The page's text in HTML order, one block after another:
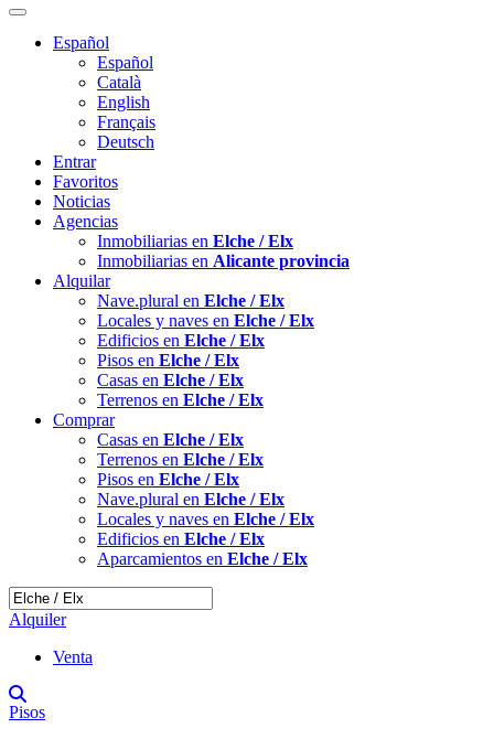
Español
Español
Català
English
Français
Deutsch
Entrar
Favoritos
Noticias
Agencias
Inmobiliarias en Elche / Elx
Inmobiliarias en Alicante provincia
Alquilar
Nave.plural en Elche / Elx
Locales y naves en Elche / Elx
Edificios en Elche / Elx
Pisos en Elche / Elx
Casas en Elche / Elx
Terrenos en Elche / Elx
Comprar
Casas en Elche / Elx
Terrenos en Elche / Elx
Pisos en Elche / Elx
Nave.plural en Elche / Elx
Locales y naves en Elche / Elx
Edificios en Elche / Elx
Aparcamientos en Elche / Elx
Alquiler
Venta
Pisos